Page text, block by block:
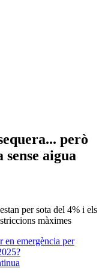
però
aigua
per sota del 4% i els
màximes
en emergència per